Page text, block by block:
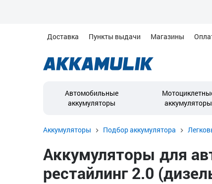
Доставка Пункты выдачи Магазины
Автомобильные
аккумуляторы
аккумуляторы
Аккумуляторы Подбор аккумулятора
Аккумуляторы для
рестайлинг 2.0